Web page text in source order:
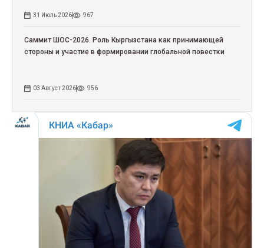
31 Июль 2026 967
Саммит ШОС-2026. Роль Кыргызстана как принимающей
стороны и участие в формировании глобальной повестки
03 Август 2026 956